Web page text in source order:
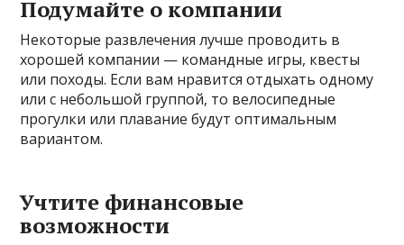
Подумайте о компании
Некоторые развлечения лучше проводить в
хорошей компании — командные игры, квесты
или походы. Если вам нравится отдыхать одному
или с небольшой группой, то велосипедные
прогулки или плавание будут оптимальным
вариантом.
Учтите финансовые
возможности